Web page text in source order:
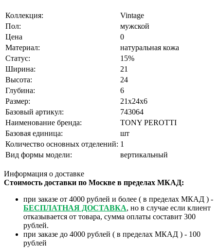
Коллекция:
Vintage
Пол:
мужской
Цена
0
Материал:
натуральная кожа
Статус:
15%
Ширина:
21
Высота:
24
Глубина:
6
Размер:
21x24x6
Базовый артикул:
743064
Наименование бренда:
TONY PEROTTI
Базовая единица:
шт
Количество основных отделений: 1
Вид формы модели:
вертикальный
Информация о доставке
Стоимость доставки по Москве в пределах МКАД:
при заказе от 4000 рублей и более ( в пределах МКАД ) -
БЕСПЛАТНАЯ ДОСТАВКА, но в случае если клиент
отказывается от товара, сумма оплаты составит 300
рублей.
при заказе до 4000 рублей ( в пределах МКАД ) - 100
рублей